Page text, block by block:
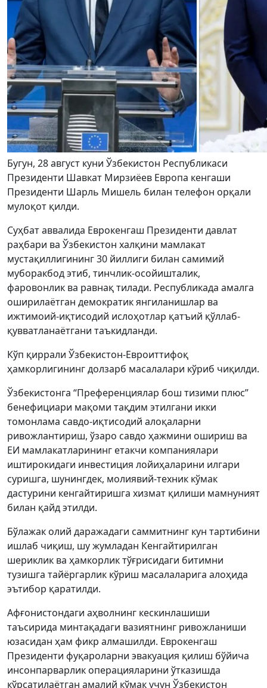
Бугун, 28 август куни Ўзбекистон Республикаси
Президенти Шавкат Мирзиёев Европа кенгаши
Президенти Шарль Мишель билан телефон орқали
мулоқот қилди.
Суҳбат аввалида Еврокенгаш Президенти давлат
раҳбари ва Ўзбекистон халқини мамлакат
мустақиллигининг 30 йиллиги билан самимий
муборакбод этиб, тинчлик-осойишталик,
фаровонлик ва равнақ тилади. Республикада амалга
оширилаётган демократик янгиланишлар ва
ижтимоий-иқтисодий ислоҳотлар қатъий қўллаб-
қувватланаётгани таъкидланди.
Кўп қиррали Ўзбекистон-Евроиттифоқ
ҳамкорлигининг долзарб масалалари кўриб чиқилди.
Ўзбекистонга “Преференциялар бош тизими плюс”
бенефициари мақоми тақдим этилгани икки
томонлама савдо-иқтисодий алоқаларни
ривожлантириш, ўзаро савдо ҳажмини ошириш ва
ЕИ мамлакатларининг етакчи компаниялари
иштирокидаги инвестиция лойиҳаларини илгари
суришга, шунингдек, молиявий-техник кўмак
дастурини кенгайтиришга хизмат қилиши мамнуният
билан қайд этилди.
Бўлажак олий даражадаги саммитнинг кун тартибини
ишлаб чиқиш, шу жумладан Кенгайтирилган
шериклик ва ҳамкорлик тўғрисидаги битимни
тузишга тайёргарлик кўриш масалаларига алоҳида
эътибор қаратилди.
Афғонистондаги аҳволнинг кескинлашиши
таъсирида минтақадаги вазиятнинг ривожланиши
юзасидан ҳам фикр алмашилди. Еврокенгаш
Президенти фуқароларни эвакуация қилиш бўйича
инсонпарварлик операцияларини ўтказишда
кўрсатилаётган амалий кўмак учун Ўзбекистон